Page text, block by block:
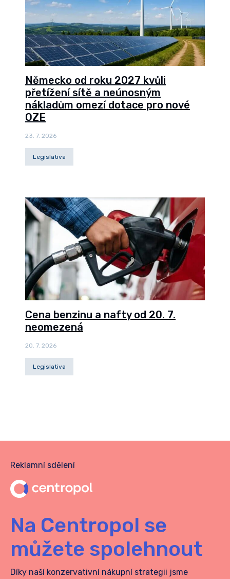
Německo od roku 2027 kvůli
přetížení sítě a neúnosným
nákladům omezí dotace pro nové
OZE
23. 7. 2026
Legislativa
Cena benzinu a nafty od 20. 7.
neomezená
20. 7. 2026
Legislativa
Reklamní sdělení
Na Centropol se
můžete spolehnout
Díky naší konzervativní nákupní strategii jsme